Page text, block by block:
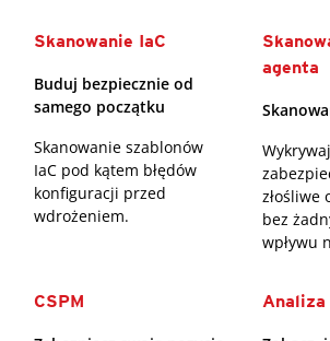
Skanowanie IaC
Buduj bezpiecznie od
samego początku
Skanowanie szablonów
IaC pod kątem błędów
konfiguracji przed
wdrożeniem.
agenta
złośliwe
bez
wpływu
CSPM